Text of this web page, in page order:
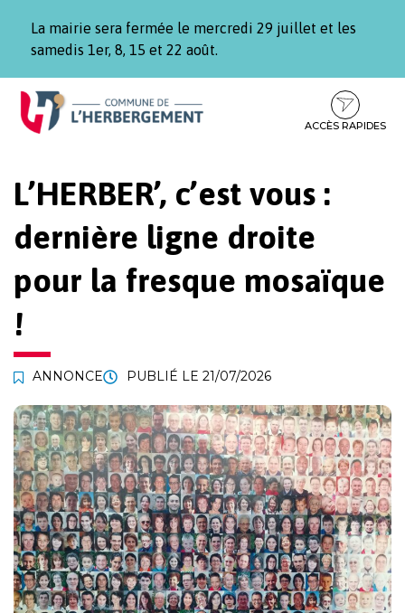
La mairie sera fermée le mercredi 29 juillet et les
samedis 1er, 8, 15 et 22 août.
Aller
Aller
contenu
Aller
pied
ACCÈS RAPIDES
L’HERBER’, c’est vous :
dernière ligne droite
pour la fresque mosaïque
!
ANNONCE PUBLIÉ LE 21/07/2026